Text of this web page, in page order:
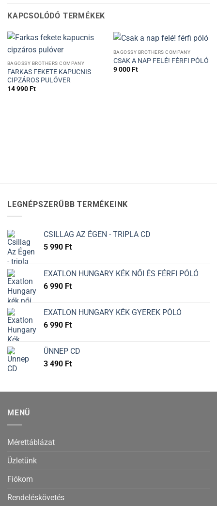
KAPCSOLÓDÓ TERMÉKEK
BAGOSSY BROTHERS COMPANY
FARKAS FEKETE KAPUCNIS
CIPZÁROS PULÓVER
14 990Ft
BAGOSSY BROTHERS COMPANY
CSAK A NAP FELÉ! FÉRFI PÓLÓ
9 000Ft
LEGNÉPSZERŰBB TERMÉKEINK
CSILLAG AZ ÉGEN - TRIPLA CD
5 990 Ft
EXATLON HUNGARY KÉK NŐI ÉS FÉRFI PÓLÓ
6 990 Ft
EXATLON HUNGARY KÉK GYEREK PÓLÓ
6 990 Ft
ÜNNEP CD
3 490 Ft
MENÜ
Mérettáblázat
Üzletünk
Fiókom
Rendeléskövetés